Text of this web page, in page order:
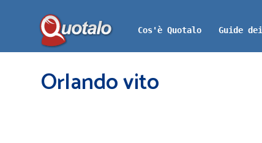
Cos'è Quotalo Guide
Orlando vito